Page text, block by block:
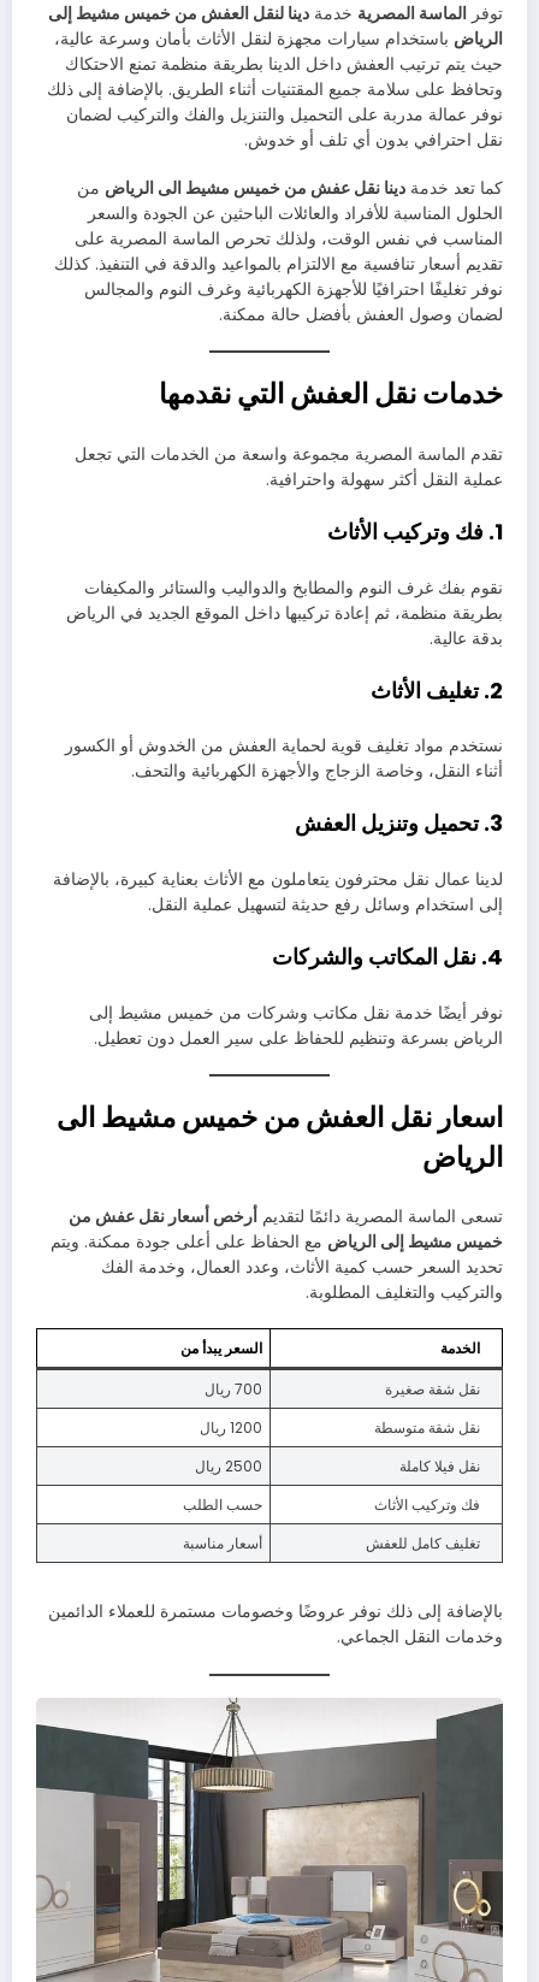
توفر الماسة المصرية خدمة دينا لنقل العفش من خميس مشيط إلى
الرياض باستخدام سيارات مجهزة لنقل الأثاث بأمان وسرعة عالية،
حيث يتم ترتيب العفش داخل الدينا بطريقة منظمة تمنع الاحتكاك
وتحافظ على سلامة جميع المقتنيات أثناء الطريق. بالإضافة إلى ذلك
نوفر عمالة مدربة على التحميل والتنزيل والفك والتركيب لضمان
نقل احترافي بدون أي تلف أو خدوش.
كما تعد خدمة دينا نقل عفش من خميس مشيط الى الرياض من
الحلول المناسبة للأفراد والعائلات الباحثين عن الجودة والسعر
المناسب في نفس الوقت، ولذلك تحرص الماسة المصرية على
تقديم أسعار تنافسية مع الالتزام بالمواعيد والدقة في التنفيذ. كذلك
نوفر تغليفًا احترافيًا للأجهزة الكهربائية وغرف النوم والمجالس
لضمان وصول العفش بأفضل حالة ممكنة.
خدمات نقل العفش التي نقدمها
تقدم الماسة المصرية مجموعة واسعة من الخدمات التي تجعل
عملية النقل أكثر سهولة واحترافية.
1. فك وتركيب الأثاث
نقوم بفك غرف النوم والمطابخ والدواليب والستائر والمكيفات
بطريقة منظمة، ثم إعادة تركيبها داخل الموقع الجديد في الرياض
بدقة عالية.
2. تغليف الأثاث
نستخدم مواد تغليف قوية لحماية العفش من الخدوش أو الكسور
أثناء النقل، وخاصة الزجاج والأجهزة الكهربائية والتحف.
3. تحميل وتنزيل العفش
لدينا عمال نقل محترفون يتعاملون مع الأثاث بعناية كبيرة، بالإضافة
إلى استخدام وسائل رفع حديثة لتسهيل عملية النقل.
4. نقل المكاتب والشركات
نوفر أيضًا خدمة نقل مكاتب وشركات من خميس مشيط إلى
الرياض بسرعة وتنظيم للحفاظ على سير العمل دون تعطيل.
اسعار نقل العفش من خميس مشيط الى
الرياض
تسعى الماسة المصرية دائمًا لتقديم أرخص أسعار نقل عفش من
خميس مشيط إلى الرياض مع الحفاظ على أعلى جودة ممكنة. ويتم
تحديد السعر حسب كمية الأثاث، وعدد العمال، وخدمة الفك
والتركيب والتغليف المطلوبة.
الخدمة
السعر يبدأ من
نقل شقة صغيرة
700 ريال
نقل شقة متوسطة
1200 ريال
نقل فيلا كاملة
2500 ريال
فك وتركيب الأثاث
حسب الطلب
تغليف كامل للعفش
أسعار مناسبة
بالإضافة إلى ذلك نوفر عروضًا وخصومات مستمرة للعملاء الدائمين
وخدمات النقل الجماعي.